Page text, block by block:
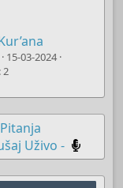
15-03-2024
2
Uživo -